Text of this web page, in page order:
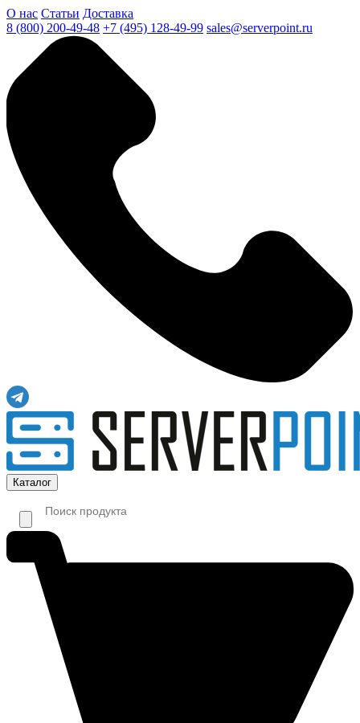
О нас Статьи Доставка
8 (800) 200-49-48 +7 (495) 128-49-99 sales@serverpoint.ru
Каталог